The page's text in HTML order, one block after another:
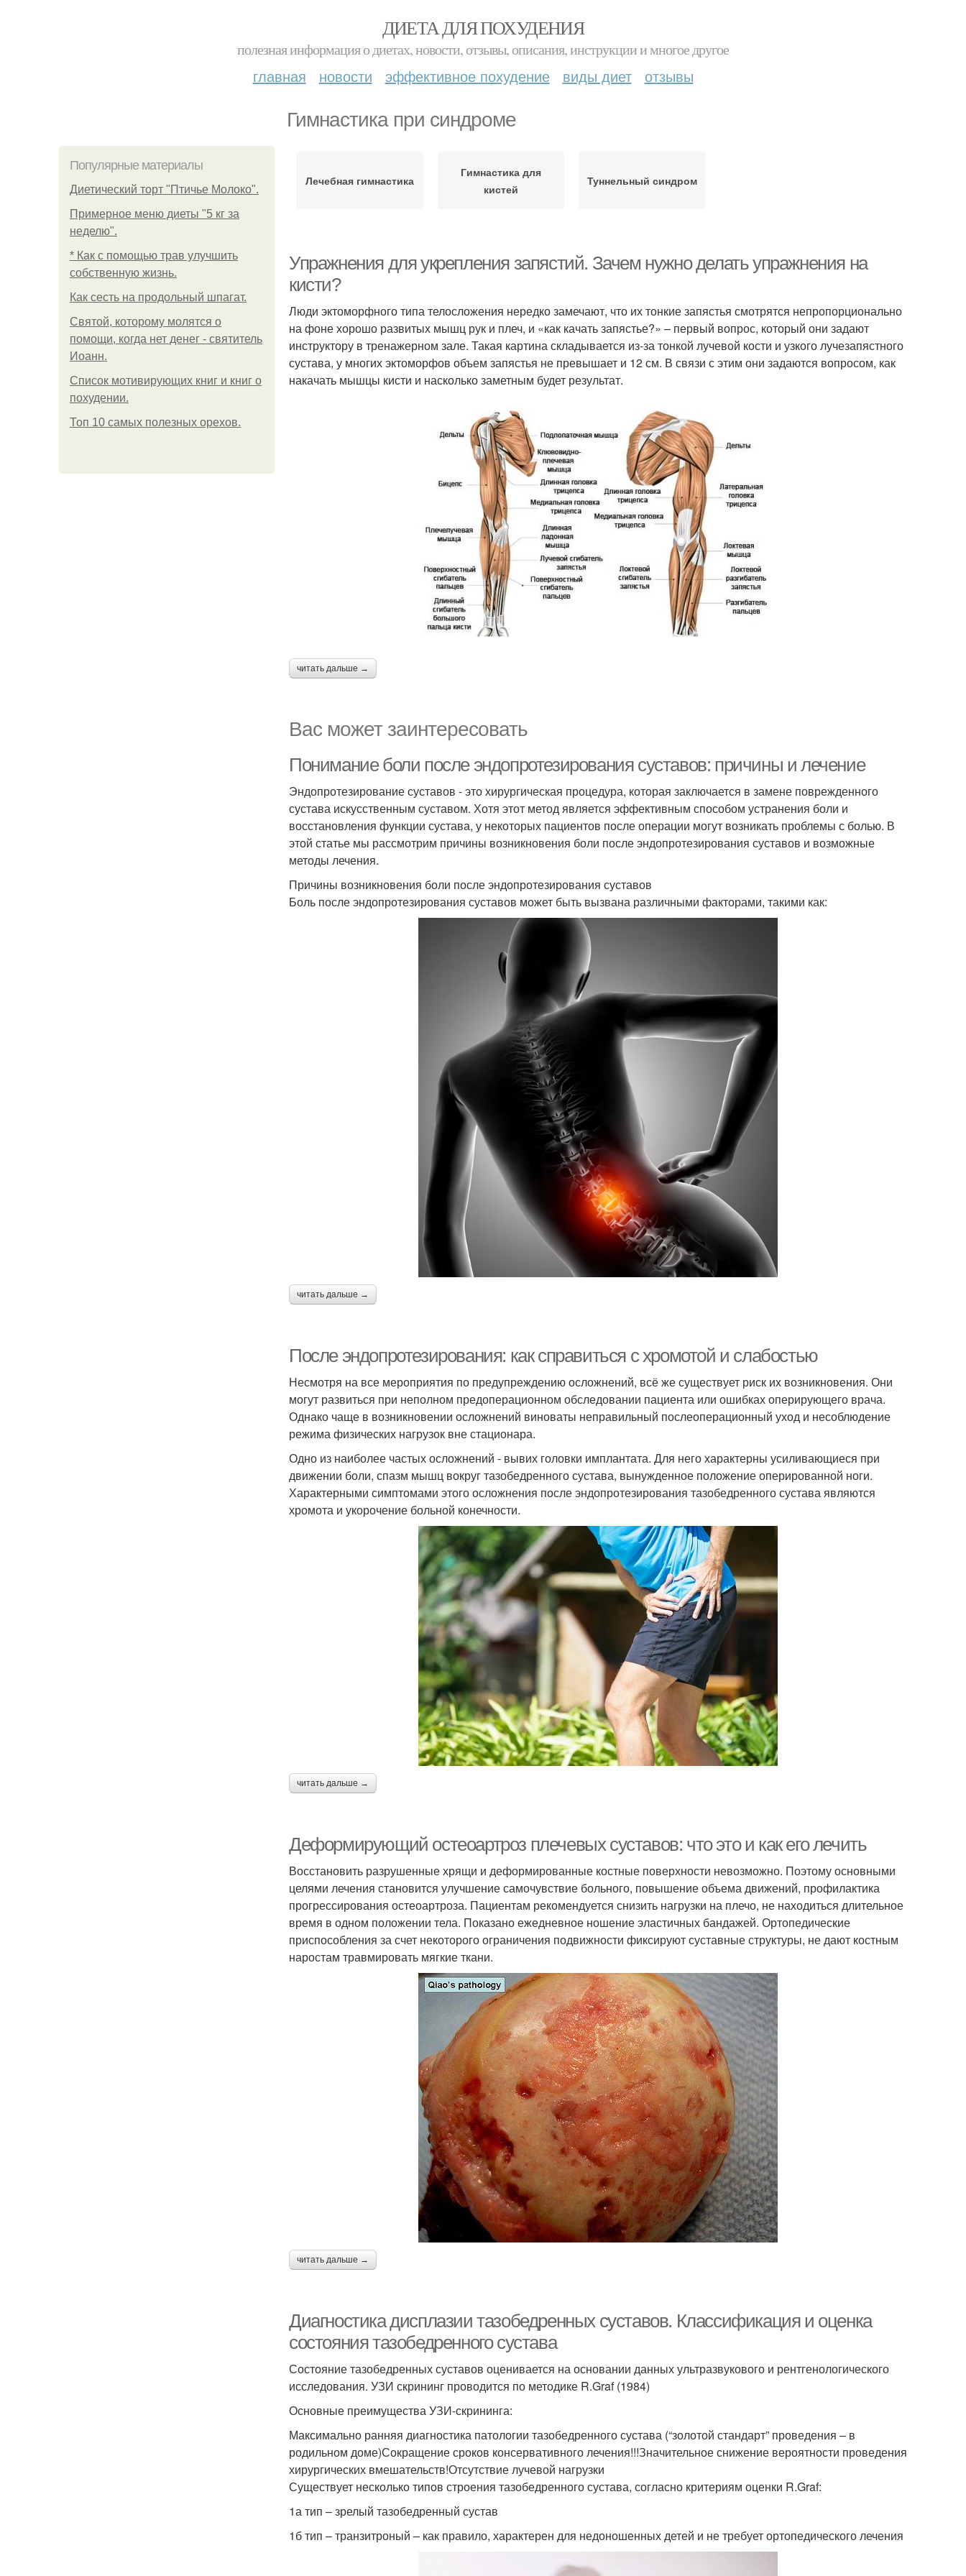
ДИЕТА ДЛЯ ПОХУДЕНИЯ
полезная информация о диетах, новости, отзывы, описания, инструкции и многое другое
главная новости эффективное похудение виды диет отзывы
Гимнастика при синдроме
Популярные материалы
Диетический торт "Птичье Молоко".
Примерное меню диеты "5 кг за
неделю".
* Как с помощью трав улучшить
собственную жизнь.
Как сесть на продольный шпагат.
Святой, которому молятся о
помощи, когда нет денег - святитель
Иоанн.
Список мотивирующих книг и книг о
похудении.
Топ 10 самых полезных орехов.
Лечебная гимнастика
Гимнастика для
кистей
Туннельный синдром
Упражнения для укрепления запястий. Зачем нужно делать упражнения на
кисти?
Люди эктоморфного типа телосложения нередко замечают, что их тонкие запястья смотрятся непропорционально
на фоне хорошо развитых мышц рук и плеч, и «как качать запястье?» – первый вопрос, который они задают
инструктору в тренажерном зале. Такая картина складывается из-за тонкой лучевой кости и узкого лучезапястного
сустава, у многих эктоморфов объем запястья не превышает и 12 см. В связи с этим они задаются вопросом, как
накачать мышцы кисти и насколько заметным будет результат.
читать дальше →
Вас может заинтересовать
Понимание боли после эндопротезирования суставов: причины и лечение
Эндопротезирование суставов - это хирургическая процедура, которая заключается в замене поврежденного
сустава искусственным суставом. Хотя этот метод является эффективным способом устранения боли и
восстановления функции сустава, у некоторых пациентов после операции могут возникать проблемы с болью. В
этой статье мы рассмотрим причины возникновения боли после эндопротезирования суставов и возможные
методы лечения.
Причины возникновения боли после эндопротезирования суставов
Боль после эндопротезирования суставов может быть вызвана различными факторами, такими как:
читать дальше →
После эндопротезирования: как справиться с хромотой и слабостью
Несмотря на все мероприятия по предупреждению осложнений, всё же существует риск их возникновения. Они
могут развиться при неполном предоперационном обследовании пациента или ошибках оперирующего врача.
Однако чаще в возникновении осложнений виноваты неправильный послеоперационный уход и несоблюдение
режима физических нагрузок вне стационара.
Одно из наиболее частых осложнений - вывих головки имплантата. Для него характерны усиливающиеся при
движении боли, спазм мышц вокруг тазобедренного сустава, вынужденное положение оперированной ноги.
Характерными симптомами этого осложнения после эндопротезирования тазобедренного сустава являются
хромота и укорочение больной конечности.
читать дальше →
Деформирующий остеоартроз плечевых суставов: что это и как его лечить
Восстановить разрушенные хрящи и деформированные костные поверхности невозможно. Поэтому основными
целями лечения становится улучшение самочувствие больного, повышение объема движений, профилактика
прогрессирования остеоартроза. Пациентам рекомендуется снизить нагрузки на плечо, не находиться длительное
время в одном положении тела. Показано ежедневное ношение эластичных бандажей. Ортопедические
приспособления за счет некоторого ограничения подвижности фиксируют суставные структуры, не дают костным
наростам травмировать мягкие ткани.
читать дальше →
Диагностика дисплазии тазобедренных суставов. Классификация и оценка
состояния тазобедренного сустава
Состояние тазобедренных суставов оценивается на основании данных ультразвукового и рентгенологического
исследования. УЗИ скрининг проводится по методике R.Graf (1984)
Основные преимущества УЗИ-скрининга:
Максимально ранняя диагностика патологии тазобедренного сустава (“золотой стандарт” проведения – в
родильном доме)Сокращение сроков консервативного лечения!!!Значительное снижение вероятности проведения
хирургических вмешательств!Отсутствие лучевой нагрузки
Существует несколько типов строения тазобедренного сустава, согласно критериям оценки R.Graf:
1а тип – зрелый тазобедренный сустав
1б тип – транзитроный – как правило, характерен для недоношенных детей и не требует ортопедического лечения